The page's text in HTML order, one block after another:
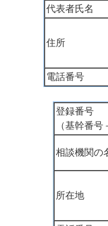
代表者氏名
住所
電話番号
登録番号
（基幹番
相談機関の
所在地